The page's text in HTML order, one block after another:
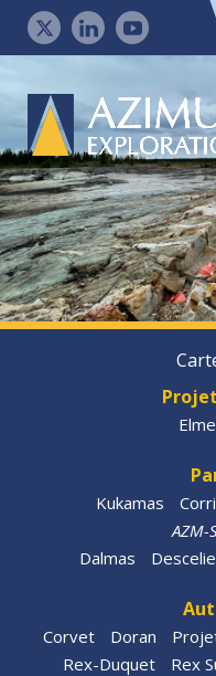
Kukamas
AZM-
Dalmas
Corvet Doran
Rex-Duquet
Rex